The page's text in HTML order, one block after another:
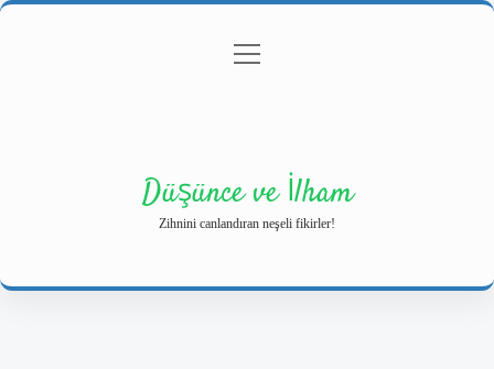
Gizlilik Politikası
menüyü
Düşünce ve İlham
Zihnini canlandıran neşeli fikirler!